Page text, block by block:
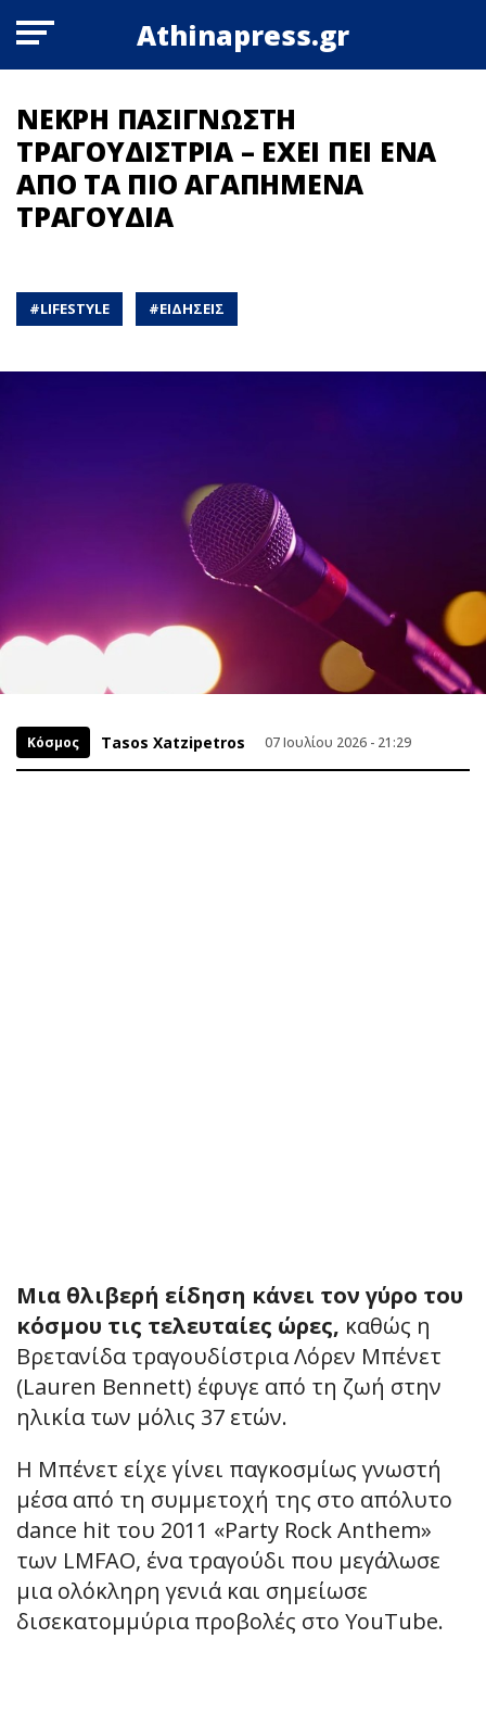
Athinapress.gr
ΝΕΚΡΗ ΠΑΣΙΓΝΩΣΤΗ
ΤΡΑΓΟΥΔΙΣΤΡΙΑ – ΕΧΕΙ ΠΕΙ ΕΝΑ
ΑΠΟ ΤΑ ΠΙΟ ΑΓΑΠΗΜΕΝΑ
ΤΡΑΓΟΥΔΙΑ
#LIFESTYLE #ΕΙΔΗΣΕΙΣ
Κόσμος Tasos Xatzipetros 07 Ιουλίου 2026 - 21:29
Μια θλιβερή είδηση κάνει τον γύρο του
κόσμου τις τελευταίες ώρες, καθώς η
Βρετανίδα τραγουδίστρια Λόρεν Μπένετ
(Lauren Bennett) έφυγε από τη ζωή στην
ηλικία των μόλις 37 ετών.
Η Μπένετ είχε γίνει παγκοσμίως γνωστή
μέσα από τη συμμετοχή της στο απόλυτο
dance hit του 2011 «Party Rock Anthem»
των LMFAO, ένα τραγούδι που μεγάλωσε
μια ολόκληρη γενιά και σημείωσε
δισεκατομμύρια προβολές στο YouTube.